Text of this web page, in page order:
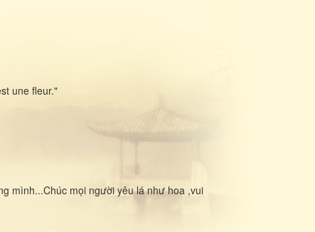
une fleur."
mình...Chúc mọi người yêu lá như hoa ,vui